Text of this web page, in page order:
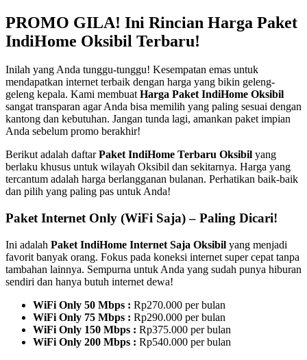
PROMO GILA! Ini Rincian Harga Paket
IndiHome Oksibil Terbaru!
Inilah yang Anda tunggu-tunggu! Kesempatan emas untuk
mendapatkan internet terbaik dengan harga yang bikin geleng-
geleng kepala. Kami membuatHarga Paket IndiHome Oksibil
sangat transparan agar Anda bisa memilih yang paling sesuai dengan
kantong dan kebutuhan. Jangan tunda lagi, amankan paket impian
Anda sebelum promo berakhir!
Berikut adalah daftarPaket IndiHome Terbaru Oksibil yang
berlaku khusus untuk wilayah Oksibil dan sekitarnya. Harga yang
tercantum adalah harga berlangganan bulanan. Perhatikan baik-baik
dan pilih yang paling pas untuk Anda!
Paket Internet Only (WiFi Saja) – Paling Dicari!
Ini adalah Paket IndiHome Internet Saja Oksibil yang menjadi
favorit banyak orang. Fokus pada koneksi internet super cepat tanpa
tambahan lainnya. Sempurna untuk Anda yang sudah punya hiburan
sendiri dan hanya butuh internet dewa!
WiFi Only 50 Mbps : Rp270.000 per bulan
WiFi Only 75 Mbps : Rp290.000 per bulan
WiFi Only 150 Mbps : Rp375.000 per bulan
WiFi Only 200 Mbps : Rp540.000 per bulan